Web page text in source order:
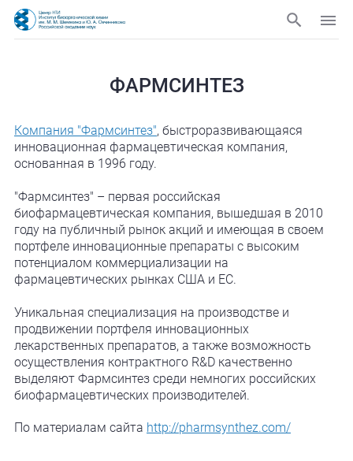
ФАРМСИНТЕЗ
Компания "Фармсинтез", быстроразвивающаяся
инновационная фармацевтическая компания,
основанная в 1996 году.
"Фармсинтез" – первая российская
биофармацевтическая компания, вышедшая в 2010
году на публичный рынок акций и имеющая в своем
портфеле инновационные препараты с высоким
потенциалом коммерциализации на
фармацевтических рынках США и ЕС.
Уникальная специализация на производстве и
продвижении портфеля инновационных
лекарственных препаратов, а также возможность
осуществления контрактного R&D качественно
выделяют Фармсинтез среди немногих российских
биофармацевтических производителей.
По материалам сайта http://pharmsynthez.com/